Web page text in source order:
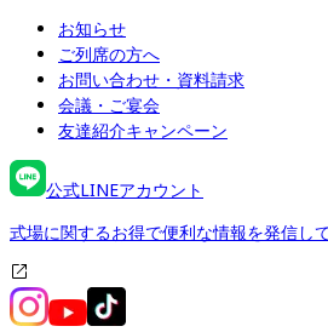
お知らせ
ご列席の方へ
お問い合わせ・資料請求
会議・ご宴会
友達紹介キャンペーン
公式LINEアカウント
式場に関するお得で便利な情報を発信し